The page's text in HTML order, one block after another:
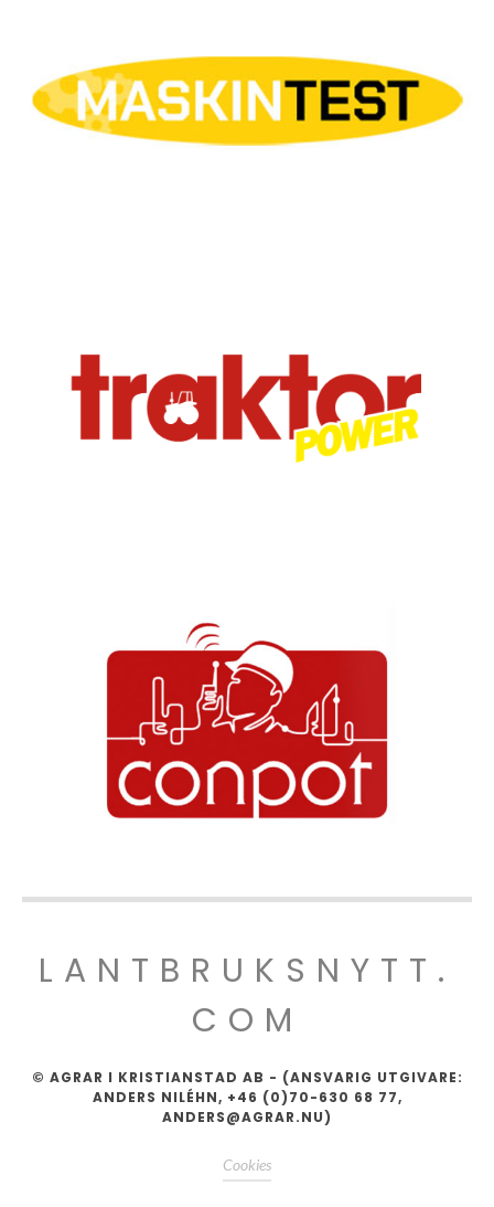
LANTBRUKSNYTT.
COM
© AGRAR I KRISTIANSTAD AB - (ANSVARIG UTGIVARE:
ANDERS NILÉHN, +46 (0)70-630 68 77,
ANDERS@AGRAR.NU)
Cookies